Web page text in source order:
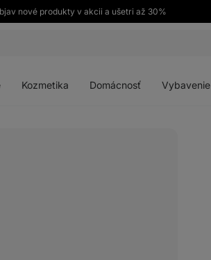
nové produkty v akcii a ušetri až 30%
Kozmetika Domácnosť Vybavenie